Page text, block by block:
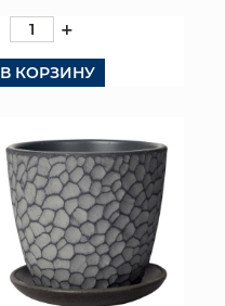
+
В КОРЗИНУ